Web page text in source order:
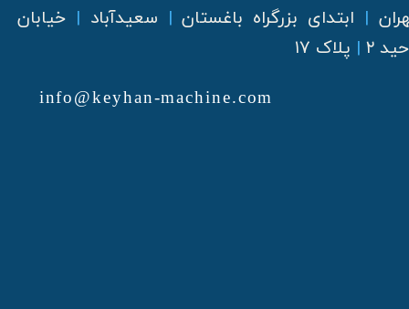
info@keyhan-machine.com
| ابتدای بزرگراه باغستان | سعیدآباد | خیابان
۲ | پلاک ۱۷